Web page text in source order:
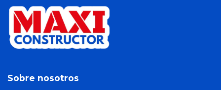
Sobre nosotros